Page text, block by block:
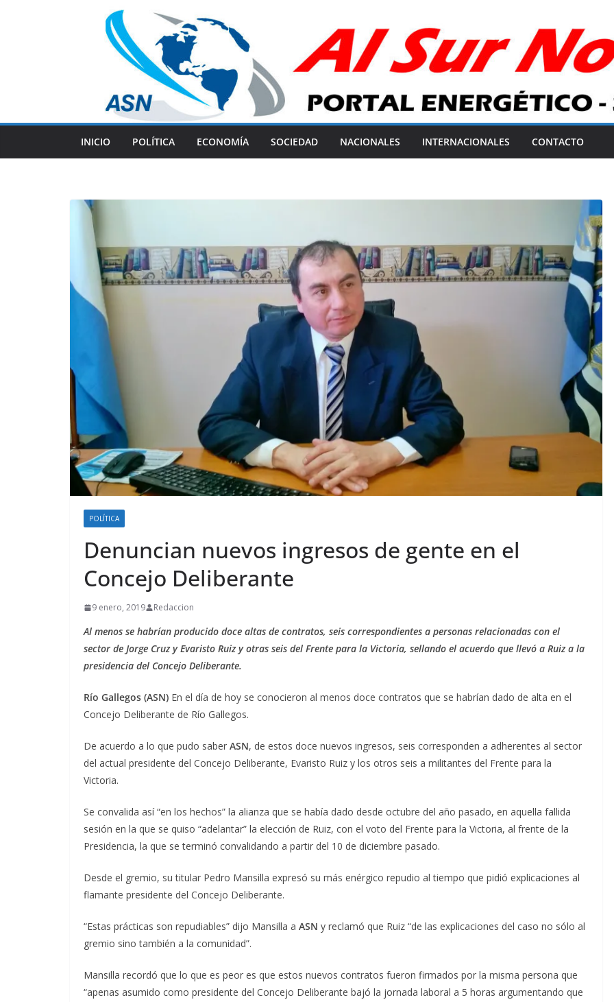
INICIO POLÍTICA ECONOMÍA SOCIEDAD NACIONALES INTERNACIONALES CONTACTO
POLÍTICA
Denuncian nuevos ingresos de gente en el
Concejo Deliberante
9 enero, 2019 Redaccion
Al menos se habrían producido doce altas de contratos, seis correspondientes a personas relacionadas con el
sector de Jorge Cruz y Evaristo Ruiz y otras seis del Frente para la Victoria, sellando el acuerdo que llevó a Ruiz a la
presidencia del Concejo Deliberante.
Río Gallegos (ASN) En el día de hoy se conocieron al menos doce contratos que se habrían dado de alta en el
Concejo Deliberante de Río Gallegos.
De acuerdo a lo que pudo saber ASN, de estos doce nuevos ingresos, seis corresponden a adherentes al sector
del actual presidente del Concejo Deliberante, Evaristo Ruiz y los otros seis a militantes del Frente para la
Victoria.
Se convalida así “en los hechos” la alianza que se había dado desde octubre del año pasado, en aquella fallida
sesión en la que se quiso “adelantar” la elección de Ruiz, con el voto del Frente para la Victoria, al frente de la
Presidencia, la que se terminó convalidando a partir del 10 de diciembre pasado.
Desde el gremio, su titular Pedro Mansilla expresó su más enérgico repudio al tiempo que pidió explicaciones al
flamante presidente del Concejo Deliberante.
“Estas prácticas son repudiables” dijo Mansilla a ASN y reclamó que Ruiz “de las explicaciones del caso no sólo al
gremio sino también a la comunidad”.
Mansilla recordó que lo que es peor es que estos nuevos contratos fueron firmados por la misma persona que
“apenas asumido como presidente del Concejo Deliberante bajó la jornada laboral a 5 horas argumentando que